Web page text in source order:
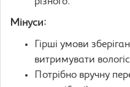
Мінуси:
Гірші умови
витримувати
Потрібно вручну